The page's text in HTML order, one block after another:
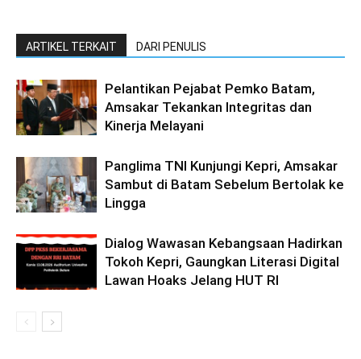
ARTIKEL TERKAIT DARI PENULIS
Pelantikan Pejabat Pemko Batam,
Amsakar Tekankan Integritas dan
Kinerja Melayani
Panglima TNI Kunjungi Kepri, Amsakar
Sambut di Batam Sebelum Bertolak ke
Lingga
Dialog Wawasan Kebangsaan Hadirkan
Tokoh Kepri, Gaungkan Literasi Digital
Lawan Hoaks Jelang HUT RI